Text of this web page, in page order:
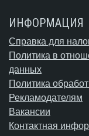
ИНФОРМАЦИЯ
Справка для
Политика в
данных
Политика
Рекламодателям
Вакансии
Контактная